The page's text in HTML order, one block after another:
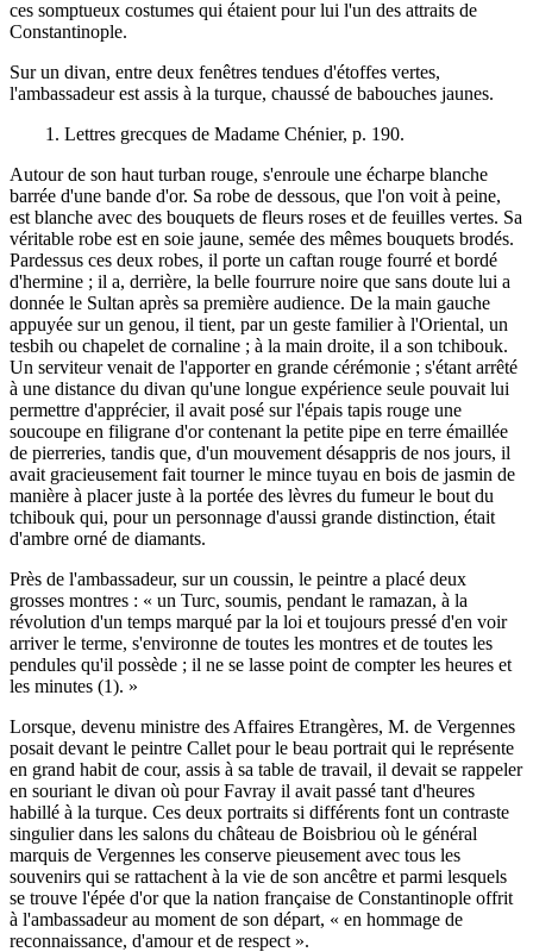
ces somptueux costumes qui étaient pour lui l'un des attraits de
Constantinople.
Sur un divan, entre deux fenêtres tendues d'étoffes vertes,
l'ambassadeur est assis à la turque, chaussé de babouches jaunes.
1. Lettres grecques de Madame Chénier, p. 190.
Autour de son haut turban rouge, s'enroule une écharpe blanche
barrée d'une bande d'or. Sa robe de dessous, que l'on voit à peine,
est blanche avec des bouquets de fleurs roses et de feuilles vertes. Sa
véritable robe est en soie jaune, semée des mêmes bouquets brodés.
Pardessus ces deux robes, il porte un caftan rouge fourré et bordé
d'hermine ; il a, derrière, la belle fourrure noire que sans doute lui a
donnée le Sultan après sa première audience. De la main gauche
appuyée sur un genou, il tient, par un geste familier à l'Oriental, un
tesbih ou chapelet de cornaline ; à la main droite, il a son tchibouk.
Un serviteur venait de l'apporter en grande cérémonie ; s'étant arrêté
à une distance du divan qu'une longue expérience seule pouvait lui
permettre d'apprécier, il avait posé sur l'épais tapis rouge une
soucoupe en filigrane d'or contenant la petite pipe en terre émaillée
de pierreries, tandis que, d'un mouvement désappris de nos jours, il
avait gracieusement fait tourner le mince tuyau en bois de jasmin de
manière à placer juste à la portée des lèvres du fumeur le bout du
tchibouk qui, pour un personnage d'aussi grande distinction, était
d'ambre orné de diamants.
Près de l'ambassadeur, sur un coussin, le peintre a placé deux
grosses montres : « un Turc, soumis, pendant le ramazan, à la
révolution d'un temps marqué par la loi et toujours pressé d'en voir
arriver le terme, s'environne de toutes les montres et de toutes les
pendules qu'il possède ; il ne se lasse point de compter les heures et
les minutes (1). »
Lorsque, devenu ministre des Affaires Etrangères, M. de Vergennes
posait devant le peintre Callet pour le beau portrait qui le représente
en grand habit de cour, assis à sa table de travail, il devait se rappeler
en souriant le divan où pour Favray il avait passé tant d'heures
habillé à la turque. Ces deux portraits si différents font un contraste
singulier dans les salons du château de Boisbriou où le général
marquis de Vergennes les conserve pieusement avec tous les
souvenirs qui se rattachent à la vie de son ancêtre et parmi lesquels
se trouve l'épée d'or que la nation française de Constantinople offrit
à l'ambassadeur au moment de son départ, « en hommage de
reconnaissance, d'amour et de respect ».